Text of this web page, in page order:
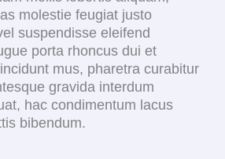
molestie feugiat justo
suspendisse eleifend
porta rhoncus dui et
mus, pharetra curabitur
gravida interdum
hac condimentum lacus
bibendum.